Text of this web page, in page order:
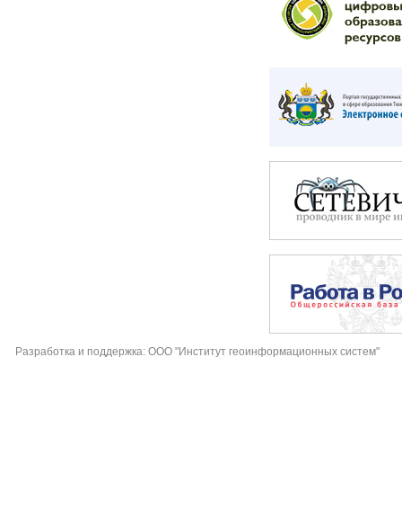
Разработка и поддержка: ООО "Институт геоинформационных систем"